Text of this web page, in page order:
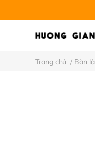
Trang chủ / Bàn là